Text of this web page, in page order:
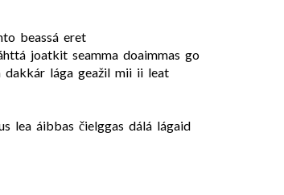
beassá eret
joatkit seamma doaimmas go
dakkár lága geažil mii ii leat
lea áibbas čielggas dálá lágaid